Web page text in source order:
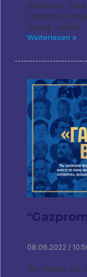
Sibirischer
Sportfan im
Surgut wurde
Weiterlesen »
08.06.2022 /
Wir haben die